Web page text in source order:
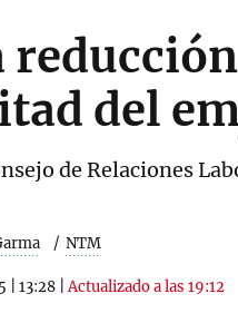
del
de Relaciones
NTM
13:28 |Actualizado a las 19:12